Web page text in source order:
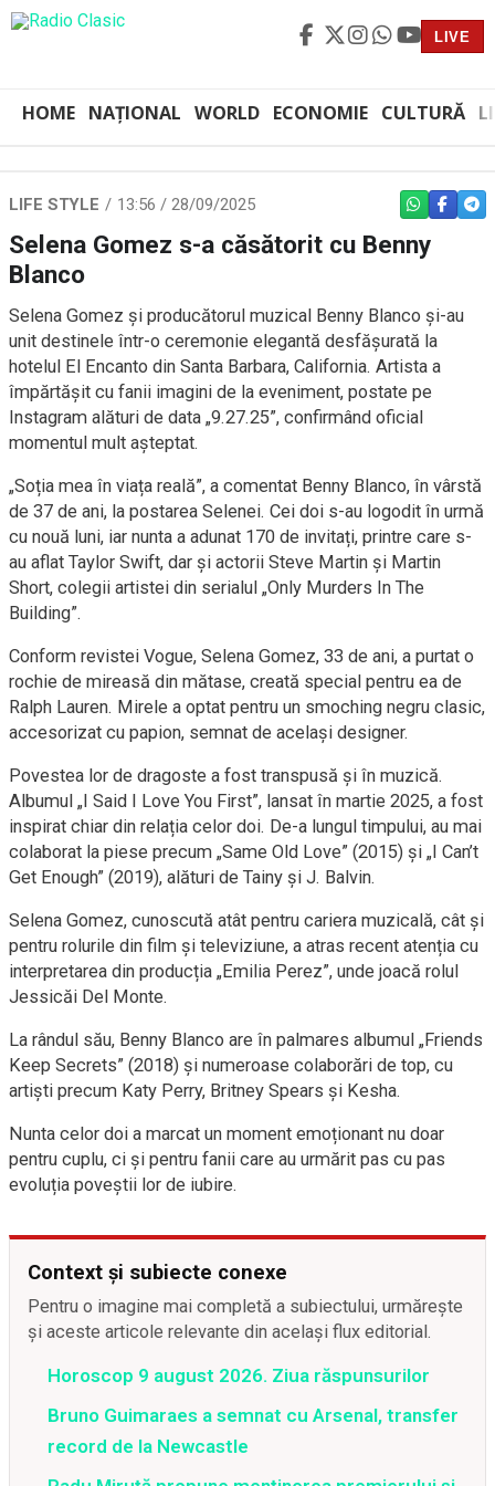
LIVE
HOME NAȚIONAL WORLD ECONOMIE CULTURĂ
LIFE STYLE 13:56 / 28/09/2025 WHATSAPP
Selena Gomez s-a căsătorit cu Benny
Blanco
Selena Gomez și producătorul muzical Benny Blanco și-au
unit destinele într-o ceremonie elegantă desfășurată la
hotelul El Encanto din Santa Barbara, California. Artista a
împărtășit cu fanii imagini de la eveniment, postate pe
Instagram alături de data „9.27.25”, confirmând oficial
momentul mult așteptat.
„Soția mea în viața reală”, a comentat Benny Blanco, în vârstă
de 37 de ani, la postarea Selenei. Cei doi s-au logodit în urmă
cu nouă luni, iar nunta a adunat 170 de invitați, printre care s-
au aflat Taylor Swift, dar și actorii Steve Martin și Martin
Short, colegii artistei din serialul „Only Murders In The
Building”.
Conform revistei Vogue, Selena Gomez, 33 de ani, a purtat o
rochie de mireasă din mătase, creată special pentru ea de
Ralph Lauren. Mirele a optat pentru un smoching negru clasic,
accesorizat cu papion, semnat de același designer.
Povestea lor de dragoste a fost transpusă și în muzică.
Albumul „I Said I Love You First”, lansat în martie 2025, a fost
inspirat chiar din relația celor doi. De-a lungul timpului, au mai
colaborat la piese precum „Same Old Love” (2015) și „I Can’t
Get Enough” (2019), alături de Tainy și J. Balvin.
Selena Gomez, cunoscută atât pentru cariera muzicală, cât și
pentru rolurile din film și televiziune, a atras recent atenția cu
interpretarea din producția „Emilia Perez”, unde joacă rolul
Jessicăi Del Monte.
La rândul său, Benny Blanco are în palmares albumul „Friends
Keep Secrets” (2018) și numeroase colaborări de top, cu
artiști precum Katy Perry, Britney Spears și Kesha.
Nunta celor doi a marcat un moment emoționant nu doar
pentru cuplu, ci și pentru fanii care au urmărit pas cu pas
evoluția poveștii lor de iubire.
Context și subiecte conexe
Pentru o imagine mai completă a subiectului, urmărește
și aceste articole relevante din același flux editorial.
Horoscop 9 august 2026. Ziua răspunsurilor
Bruno Guimaraes a semnat cu Arsenal, transfer
record de la Newcastle